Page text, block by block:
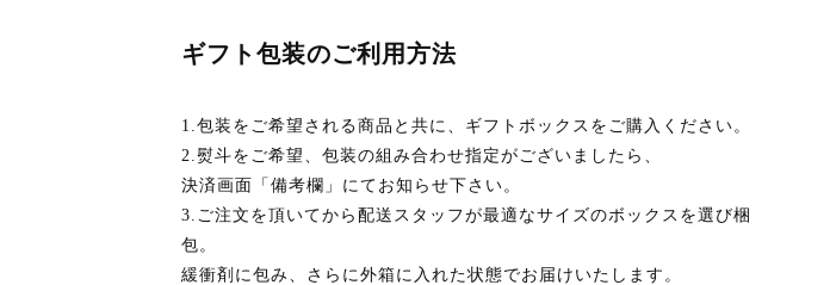
ギフト包装のご利用方法
1.包装をご希望される商品と共に、ギフトボックスをご購入ください。
2.熨斗をご希望、包装の組み合わせ指定がございましたら、
決済画面「備考欄」にてお知らせ下さい。
3.ご注文を頂いてから配送スタッフが最適なサイズのボックスを選び梱
包。
緩衝剤に包み、さらに外箱に入れた状態でお届けいたします。